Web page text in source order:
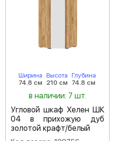
Ширина
74.8 см
Высота
210 см
Глубина
74.8 см
в наличии: 7 шт.
Угловой шкаф Хелен ШК
04 в прихожую дуб
золотой крафт/белый